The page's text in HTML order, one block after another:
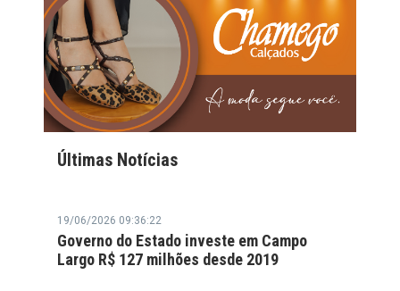
Últimas Notícias
19/06/2026 09:36:22
Governo do Estado investe em Campo
Largo R$ 127 milhões desde 2019